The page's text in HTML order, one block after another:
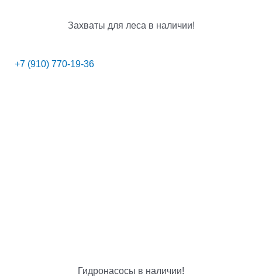
Захваты для леса в наличии!
+7 (910) 770-19-36
Гидронасосы в наличии!